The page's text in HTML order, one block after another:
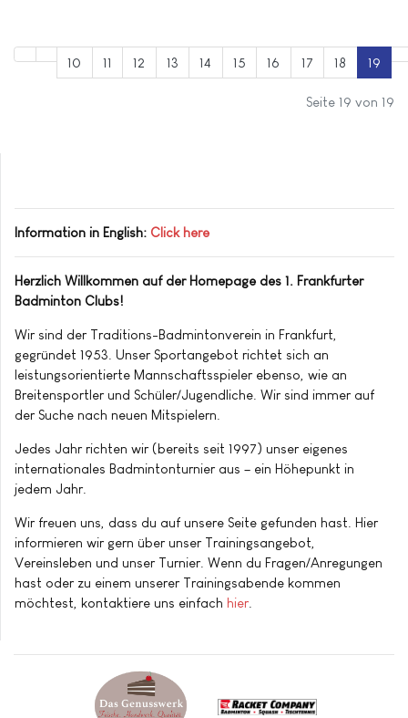
10 11 12 13 14 15 16 17 18 19
Seite 19 von 19
Information in English: Click here
Herzlich Willkommen auf der Homepage des 1. Frankfurter
Badminton Clubs!
Wir sind der Traditions-Badmintonverein in Frankfurt,
gegründet 1953. Unser Sportangebot richtet sich an
leistungsorientierte Mannschaftsspieler ebenso, wie an
Breitensportler und Schüler/Jugendliche. Wir sind immer auf
der Suche nach neuen Mitspielern.
Jedes Jahr richten wir (bereits seit 1997) unser eigenes
internationales Badmintonturnier aus – ein Höhepunkt in
jedem Jahr.
Wir freuen uns, dass du auf unsere Seite gefunden hast. Hier
informieren wir gern über unser Trainingsangebot,
Vereinsleben und unser Turnier. Wenn du Fragen/Anregungen
hast oder zu einem unserer Trainingsabende kommen
möchtest, kontaktiere uns einfach hier